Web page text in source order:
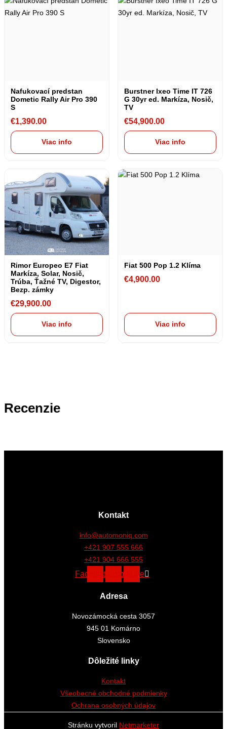
Nafukovací predstan
Dometic Rally Air Pro 390
S
€1,390.00
Viac info
Burstner Ixeo Time IT 726
G 30yr ed. Markíza, Nosič,
TV
€54,900.00
Viac info
Rimor Europeo E7 Fiat
Markíza, Solar, Nosič,
Trúba, Ťažné TV, Digestor,
Bezp. zámky
€29,900.00
Viac info
Fiat 500 Pop 1.2 Klíma
€4,900.00
Viac info
Recenzie
Kontakt
info@automoniq.com
+421 907 555 666
+421 904 666 555
FacebookInstagramYoutube
Adresa
Novozámocká cesta 3057
945 01 Komárno
Slovensko
Dôležité linky
Kontakt
Všeobecné obchodné podmienky
Ochrana osobných údajov
Stránku vytvoril Netmarketer